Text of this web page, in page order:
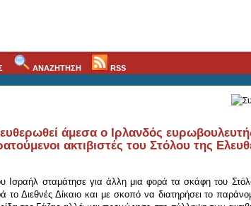
ΑΝΑΖΗΤΗΣΗ RSS
άμεσα ο Ιρλανδός
ακτιβιστές του Στόλου της
Ισραήλ σταμάτησε για άλλη μια φορά τα σκάφη του
το Διεθνές Δίκαιο και με σκοπό να διατηρήσει το